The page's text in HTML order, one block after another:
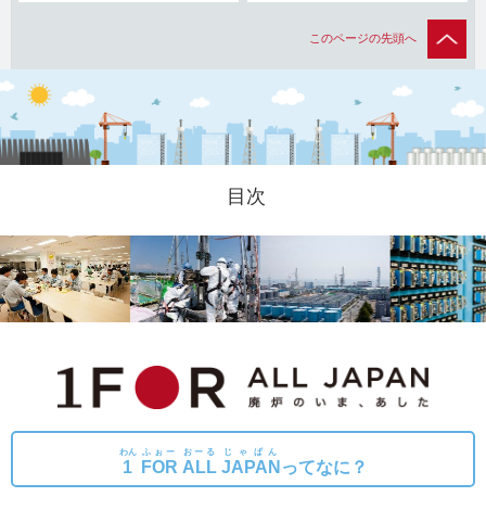
このページの先頭へ
目次
1
わん
FOR
ふぉー
ALL
おーる
JAPAN
じゃぱん
ってなに？